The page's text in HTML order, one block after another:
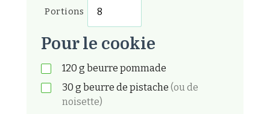
Portions
Pour le cookie
120 g beurre pommade
30 g beurre de pistache (ou de
noisette)